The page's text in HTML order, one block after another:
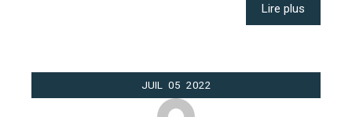
Lire plus
JUIL 05 2022